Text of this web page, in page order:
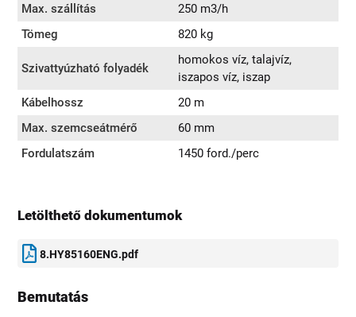
Max. szállítás
250 m3/h
Tömeg
820 kg
Szivattyúzható folyadék
homokos víz, talajvíz,
iszapos víz, iszap
Kábelhossz
20 m
Max. szemcseátmérő
60 mm
Fordulatszám
1450 ford./perc
Letölthető dokumentumok
8.HY85160ENG.pdf
Bemutatás